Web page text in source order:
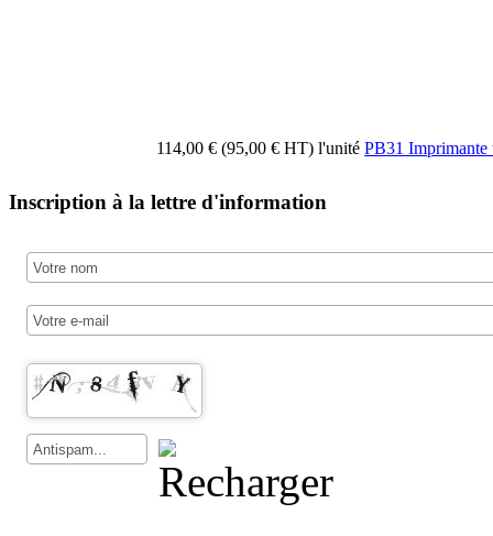
114,00 € (95,00 € HT)l'unité PB31
Inscription à la lettre d'information